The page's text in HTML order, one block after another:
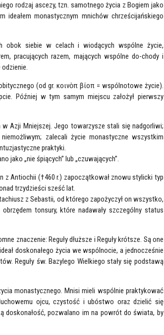
rodzaj ascezy, tzn. samotnego życia z Bogiem jako
ideałem monastycznym mnichów chrześcijańskiego
obok siebie w celach i wiodących wspólne życie,
pracujących razem, mających wspólne do-chody i
(od gr. κοινὸπ βίοπ = wspólnotowe życie).
Później w tym samym miejscu założył pierwszy
w Azji Mniejszej. Jego towarzysze stali się nadgorliwi;
zalecali życie monastyczne wszystkim
praktyki.
jako „nie śpiących” lub „czuwających”.
z Antiochii (†460 r.) zapoczątkował znowu stylicki typ
trzydzieści sześć lat.
z Sebastii, od którego zapożyczył on wszystko,
tonsury, które nadawały szczególny status
znaczenie: Reguły dłuższe i Reguły krótsze. Są one
doskonałego życia we wspólnocie, a jednocześnie
Reguły św. Bazylego Wielkiego stały się podstawą
monastycznego. Mnisi mieli wspólnie praktykować
ojcu, czystość i ubóstwo oraz dzielić się
doskonałość, pozwalano im na powrót do świata, by